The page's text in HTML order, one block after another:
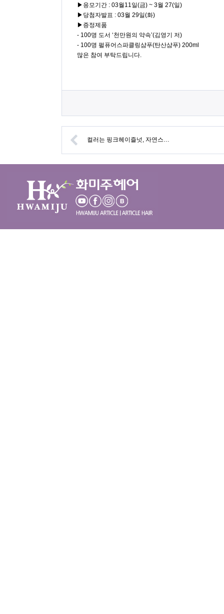
▶응모기간 : 03월11일(금) ~ 3월 27(일)
▶당첨자발표 : 03월 29일(화)
▶증정제품
- 100명 도서 ‘천만원의 약속’(김영기 저)
- 100명 펄퓨어스파클링샴푸(탄산샴푸) 200ml
많은 참여 부탁드립니다.
컬러는 핑크헤이즐넛, 자연스…